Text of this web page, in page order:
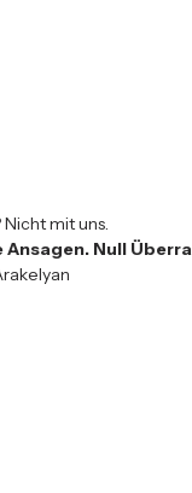
mit uns.
Ansagen. Null